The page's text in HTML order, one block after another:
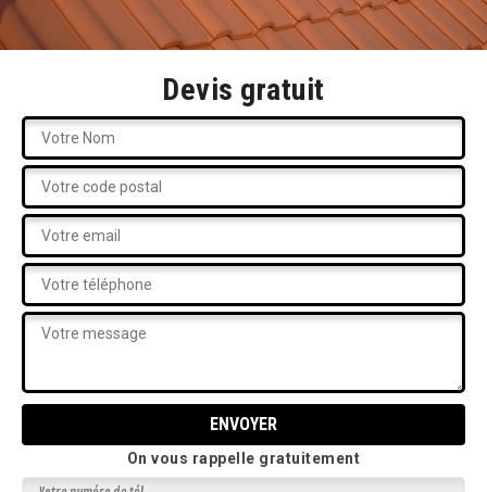
Devis gratuit
On vous rappelle gratuitement